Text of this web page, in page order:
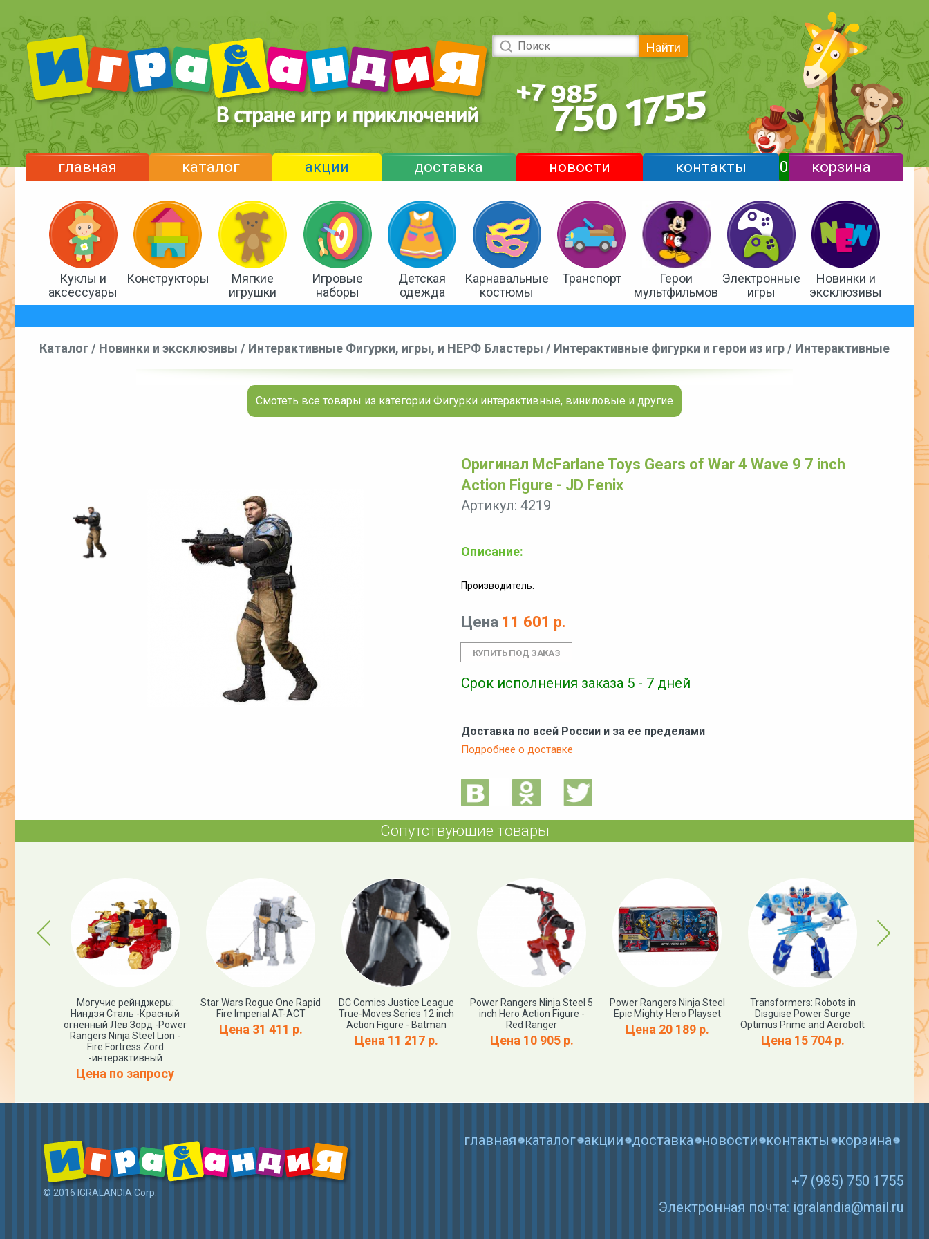
Найти
главная каталог акции доставка новости контакты 0 корзина
Куклы и
аксессуары
Конструкторы
Мягкие
игрушки
Игровые
наборы
Детская
одежда
Карнавальные
костюмы
Транспорт
Герои
мультфильмов
Электронные
игры
Новинки и
эксклюзивы
Каталог / Новинки и эксклюзивы / Интерактивные Фигурки, игры, и НЕРФ Бластеры / Интерактивные фигурки и герои из игр / Интерактивные
Фигурки интерактивные, виниловые и другие McFarlane Toys Gears of War 4 Wave 9 7 inch Action Figure - JD Fenix
Смотеть все товары из категории Фигурки интерактивные, виниловые и другие
Оригинал McFarlane Toys Gears of War 4 Wave 9 7 inch
Action Figure - JD Fenix
Артикул: 4219
Описание:
Производитель:
Цена 11 601 р.
Срок исполнения заказа 5 - 7 дней
Доставка по всей России и за ее пределами
Подробнее о доставке
Сопутствующие товары
Previous
р.
Могучие рейнджеры:
Ниндзя Сталь -Красный
огненный Лев Зорд -Power
Rangers Ninja Steel Lion -
Fire Fortress Zord
-интерактивный
Цена по запросу
Star Wars Rogue One Rapid
Fire Imperial AT-ACT
Цена 31 411 р.
DC Comics Justice League
True-Moves Series 12 inch
Action Figure - Batman
Цена 11 217 р.
Power Rangers Ninja Steel 5
inch Hero Action Figure -
Red Ranger
Цена 10 905 р.
Power Rangers Ninja Steel
Epic Mighty Hero Playset
Цена 20 189 р.
Transformers: Robots in
Disguise Power Surge
Optimus Prime and Aerobolt
Цена 15 704 р.
Smash
Next
© 2016 IGRALANDIA Corp.
главная каталог акции доставка новости контакты корзина
+7 (985) 750 1755
Электронная почта: igralandia@mail.ru